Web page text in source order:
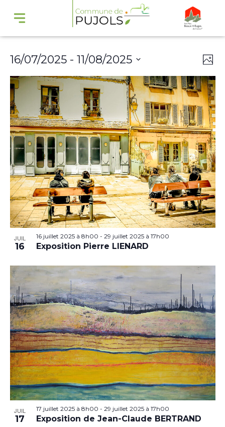
16/07/2025 - 11/08/2025
Select
date.
JUIL
16
16 juillet 2025 à 8h00 - 29 juillet 2025 à 17h00
Exposition Pierre LIENARD
JUIL
17
17 juillet 2025 à 8h00 - 29 juillet 2025 à 17h00
Exposition de Jean-Claude BERTRAND